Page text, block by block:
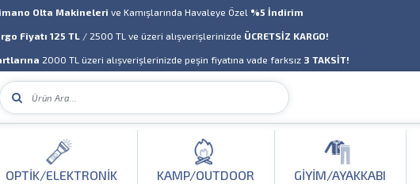
Olta Makineleri ve Kamışlarında Havaleye Özel %5 İndirim
Fiyatı 125 TL / 2500 TL ve üzeri alışverişlerinizde ÜCRETSİZ KARGO!
2000 TL üzeri alışverişlerinizde peşin fiyatına vade farksız 3 TAKSİT!
OPTIK/ELEKTRONIK KAMP/OUTDOOR GIYIM/AYAKKABI